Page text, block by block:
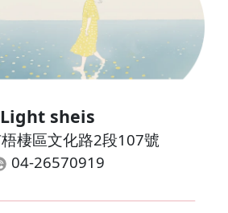
Light sheis
棲區文化路2段107號
04-26570919